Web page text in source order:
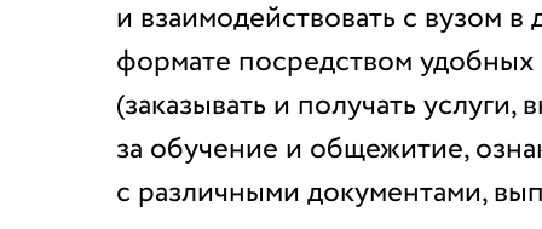
и взаимодействовать с вузом
формате посредством
(заказывать и получать услуги,
за обучение и общежитие,
с различными документами,